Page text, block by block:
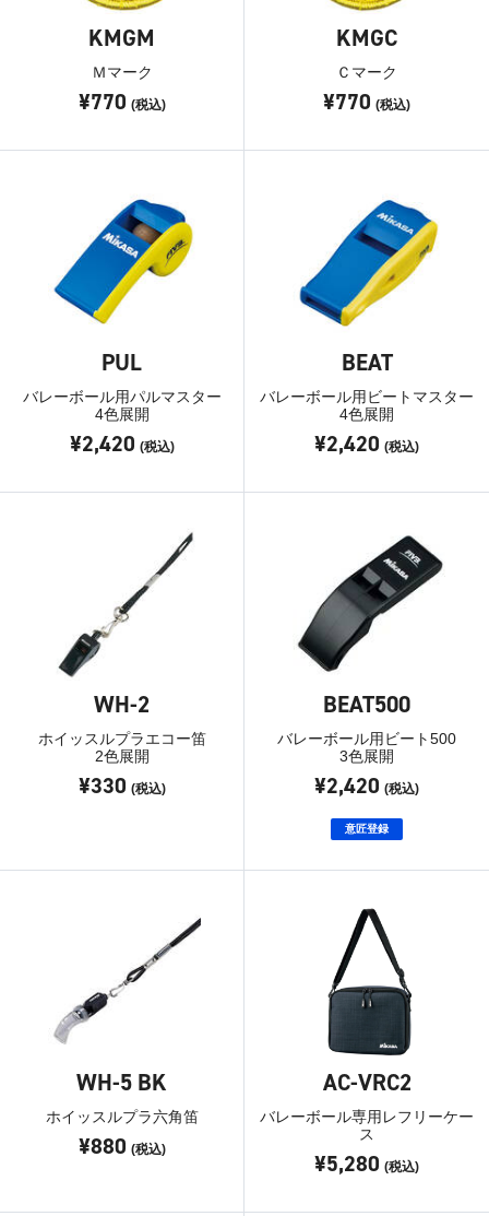
KMGM
Ｍマーク
¥770 (税込)
KMGC
Ｃマーク
¥770 (税込)
PUL
バレーボール用パルマスター
4色展開
¥2,420 (税込)
BEAT
バレーボール用ビートマスター
4色展開
¥2,420 (税込)
WH-2
ホイッスルプラエコー笛
2色展開
¥330 (税込)
BEAT500
バレーボール用ビート500
3色展開
¥2,420 (税込)
意匠登録
WH-5 BK
ホイッスルプラ六角笛
¥880 (税込)
AC-VRC2
バレーボール専用レフリーケー
ス
¥5,280 (税込)